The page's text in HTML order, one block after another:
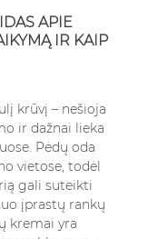
APIE
IR KAIP
krūvį – nešioja
ir dažnai lieka
Pėdų oda
vietose, todėl
gali suteikti
įprastų rankų
kremai yra